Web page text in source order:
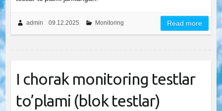
admin 09.12.2025 Monitoring Read more
I chorak monitoring testlar
to’plami (blok testlar)